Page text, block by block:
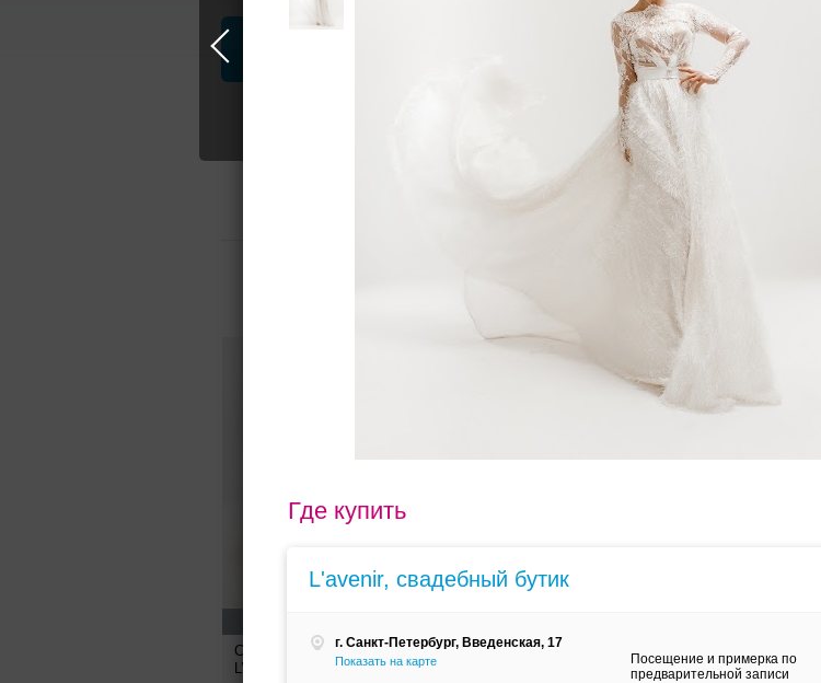
Где купить
L'avenir, свадебный бутик
г. Санкт-Петербург, Введенская, 17
Показать на карте
Посещение и примерка по
предварительной записи
Свадебные платья Банкет
L'avenir, свадебный бутик —
Свадебное платье 1813 от
L’Avenir
Свадебное платье 1802 от
Свадебное
L’Avenir